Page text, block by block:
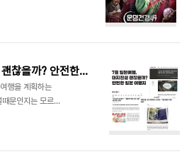
상 전문가, 동양
집중되고 있는
정보를 찾아볼
어와주세요! 우
안시 예약문의 :
트 출신 1년
7월 일본여행, 대지진설 괜찮을까? 안전한 일본 여행지
행을 계획하는
문인지는 모르
매력적인 가격